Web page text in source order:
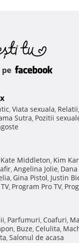
, Viata sexuala, Relatii,
Sutra, Pozitii
Kate Middleton, Kim
, Angelina Jolie, Dana
, Gina Pistol, Justin
, Program Pro TV,
, Parfumuri, Coafuri,
, Buze, Celulita,
, Salonul de acasa